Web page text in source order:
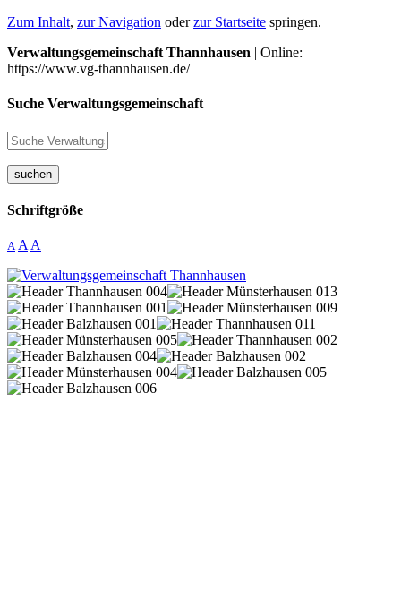
Zum Inhalt, zur Navigation oderzur Startseite springen.
Verwaltungsgemeinschaft Thannhausen | Online:
https://www.vg-thannhausen.de/
Suche Verwaltungsgemeinschaft
suchen
Schriftgröße
A A A